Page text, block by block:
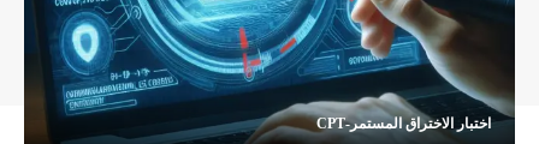
اختبار الاختراق المستمر-CPT